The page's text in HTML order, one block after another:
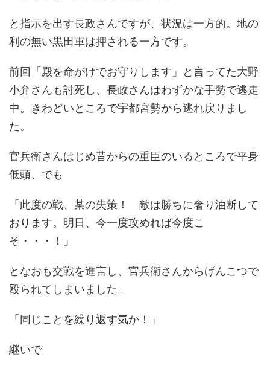
と指示を出す長政さんですが、状況は一方的。地の
利の無い黒田軍は押される一方です。
前回「殿を命がけでお守りします」と言ってた大野
小弁さんも討死し、長政さんはわずかな手勢で逃走
中。きわどいところで宇都宮勢から逃れ戻りまし
た。
官兵衛さんはじめ昔からの重臣のいるところで平身
低頭、でも
「此度の戦、某の失策！ 敵は勝ちに奢り油断して
おります。明日、今一度攻めれば今度こ
そ・・・！」
となおも交戦を進言し、官兵衛さんからげんこつで
殴られてしまいました。
「同じことを繰り返す気か！」
継いで